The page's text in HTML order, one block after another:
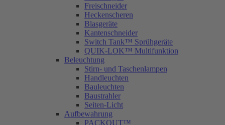
Freischneider
Heckenscheren
Blasgeräte
Kantenschneider
Switch Tank™ Sprühgeräte
QUIK-LOK™ Multifunktion
Beleuchtung
Stirn- und Taschenlampen
Handleuchten
Bauleuchten
Baustrahler
Seiten-Licht
Aufbewahrung
PACKOUT™